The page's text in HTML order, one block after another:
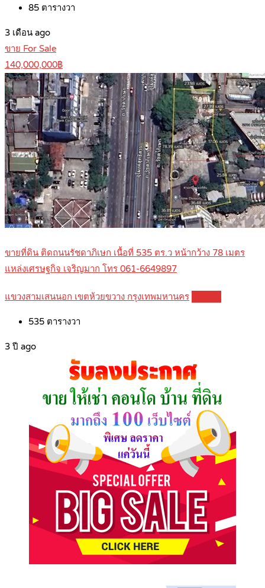
85 ตารางวา
3 เดือน ago
ขาย For Sale
140,000,000฿
ขายที่ดิน ติดถนนรัชดาภิเษก เนื้อที่ 535 ตร.ว หน้ากว้าง 78 เมตร
แหล่งเศรษฐกิจ เจริญมาก โทร 061-6649897
แขวงสามเสนนอก เขตห้วยขวาง กรุงเทพมหานคร
535 ตารางวา
3 ปี ago